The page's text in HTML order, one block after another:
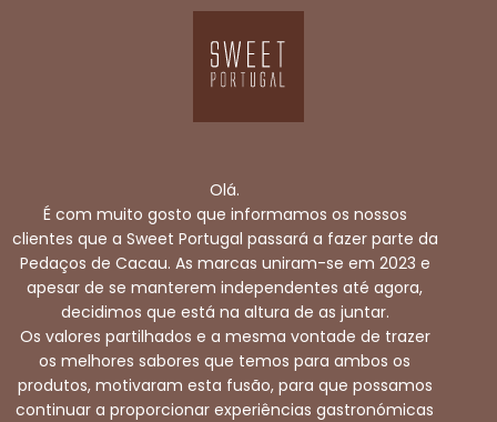
Olá.
É com muito gosto que informamos os nossos
clientes que a Sweet Portugal passará a fazer parte da
Pedaços de Cacau. As marcas uniram-se em 2023 e
apesar de se manterem independentes até agora,
decidimos que está na altura de as juntar.
Os valores partilhados e a mesma vontade de trazer
os melhores sabores que temos para ambos os
produtos, motivaram esta fusão, para que possamos
continuar a proporcionar experiências gastronómicas